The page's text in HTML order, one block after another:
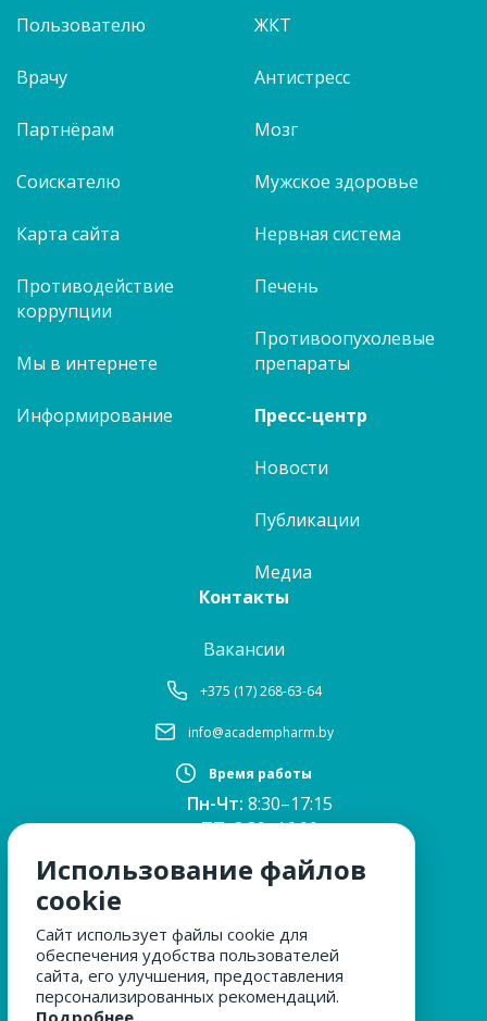
Пользователю
Врачу
Партнёрам
Соискателю
Карта сайта
Противодействие
коррупции
Мы в интернете
Информирование
ЖКТ
Антистресс
Мозг
Мужское здоровье
Нервная система
Печень
Противоопухолевые
препараты
Пресс-центр
Новости
Публикации
Медиа
Контакты
Вакансии
+375 (17) 268-63-64
info@academpharm.by
Время работы
Пн-Чт: 8:30–17:15
ПТ:8:30–16:00
12:30–13:00
Сб, Вс:выходные
МЫ ЗА БЕЗОПАСНОСТЬ
Использование файлов
cookie
Сайт использует файлы cookie для
обеспечения удобства пользователей
сайта, его улучшения, предоставления
персонализированных рекомендаций.
Подробнее